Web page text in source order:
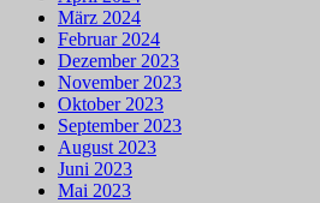
März 2024
Februar 2024
Dezember 2023
November 2023
Oktober 2023
September 2023
August 2023
Juni 2023
Mai 2023